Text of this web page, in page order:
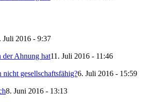
Juli 2016 - 9:37
der Ahnung hat11. Juli 2016 - 11:46
nicht gesellschaftsfähig?6. Juli 2016 - 15:59
8. Juni 2016 - 13:13